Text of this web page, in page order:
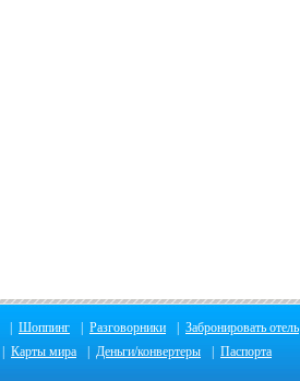
Шоппинг Разговорники
Забронировать отель
Карты мира Деньги/конвертеры Паспорта